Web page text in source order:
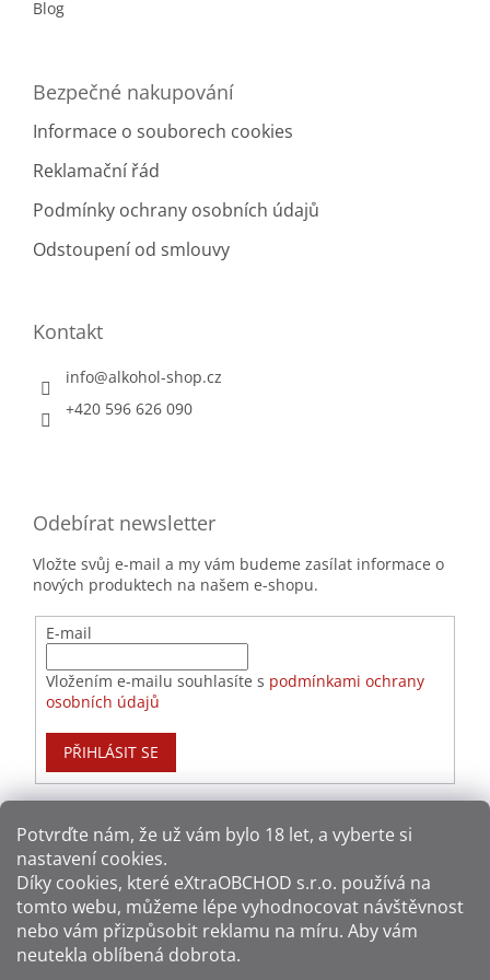
Potvrďte nám​​, že už vám bylo 18 let, a vyberte si
nastavení cookies.
Díky cookies, které eXtraOBCHOD s.r.o. používá na
tomto webu, můžeme lépe vyhodnocovat návštěvnost
nebo vám přizpůsobit reklamu na míru. Aby vám
neutekla oblíbená dobrota.
Blog
Bezpečné nakupování
Informace o souborech cookies
Reklamační řád
Podmínky ochrany osobních údajů
Odstoupení od smlouvy
Kontakt
info@alkohol-shop.cz
+420 596 626 090
Odebírat newsletter
Vložte svůj e-mail a my vám budeme zasílat informace o
nových produktech na našem e-shopu.
E-mail
Vložením e-mailu souhlasíte s podmínkami ochrany
osobních údajů
PŘIHLÁSIT SE
Způsoby dopravy: